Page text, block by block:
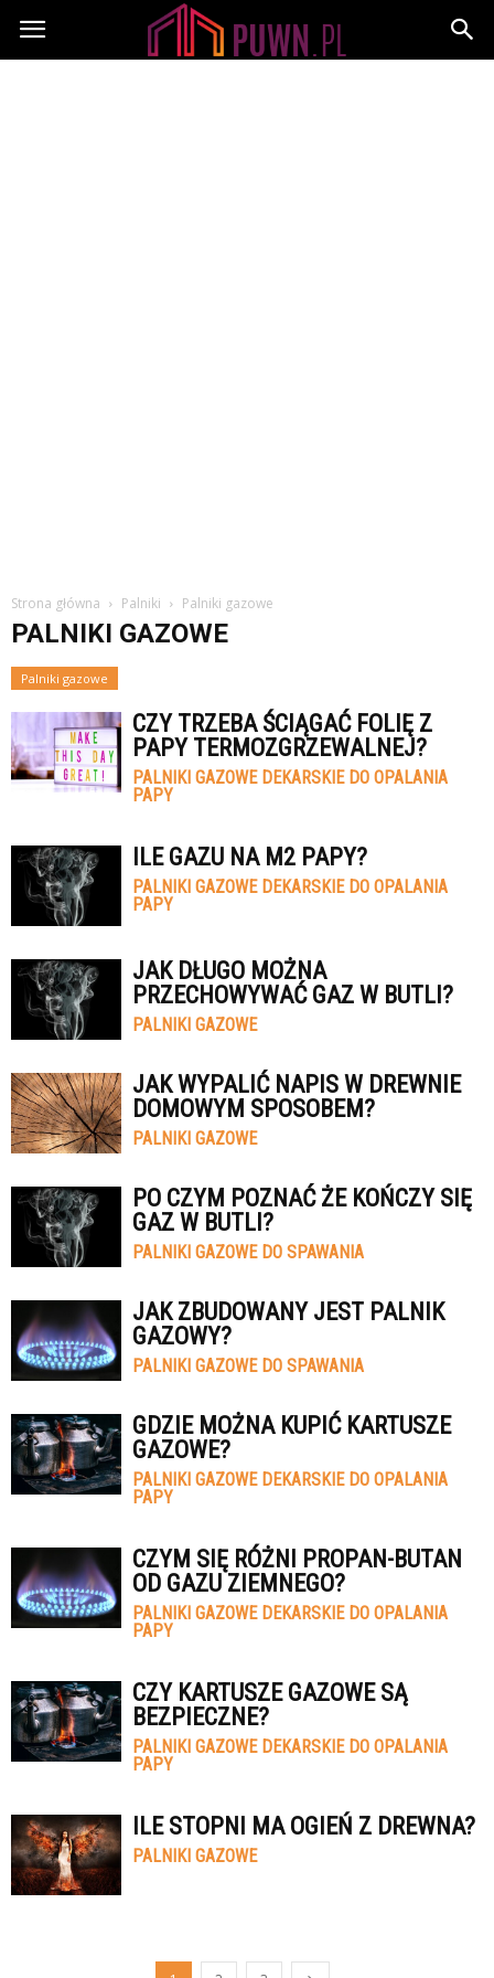
PUWN.pl
Strona główna Palniki Palniki gazowe
PALNIKI GAZOWE
Palniki gazowe
CZY TRZEBA ŚCIĄGAĆ FOLIĘ Z
PAPY TERMOZGRZEWALNEJ?
PALNIKI GAZOWE DEKARSKIE DO OPALANIA
PAPY
ILE GAZU NA M2 PAPY?
PALNIKI GAZOWE DEKARSKIE DO OPALANIA
PAPY
JAK DŁUGO MOŻNA
PRZECHOWYWAĆ GAZ W BUTLI?
PALNIKI GAZOWE
JAK WYPALIĆ NAPIS W DREWNIE
DOMOWYM SPOSOBEM?
PALNIKI GAZOWE
PO CZYM POZNAĆ ŻE KOŃCZY SIĘ
GAZ W BUTLI?
PALNIKI GAZOWE DO SPAWANIA
JAK ZBUDOWANY JEST PALNIK
GAZOWY?
PALNIKI GAZOWE DO SPAWANIA
GDZIE MOŻNA KUPIĆ KARTUSZE
GAZOWE?
PALNIKI GAZOWE DEKARSKIE DO OPALANIA
PAPY
CZYM SIĘ RÓŻNI PROPAN-BUTAN
OD GAZU ZIEMNEGO?
PALNIKI GAZOWE DEKARSKIE DO OPALANIA
PAPY
CZY KARTUSZE GAZOWE SĄ
BEZPIECZNE?
PALNIKI GAZOWE DEKARSKIE DO OPALANIA
PAPY
ILE STOPNI MA OGIEŃ Z DREWNA?
PALNIKI GAZOWE